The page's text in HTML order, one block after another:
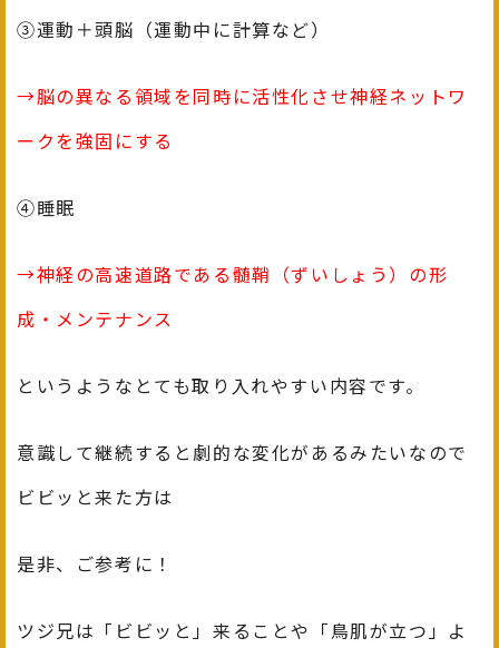
③運動＋頭脳（運動中に計算など）
→脳の異なる領域を同時に活性化させ神経ネットワ
ークを強固にする
④睡眠
→神経の高速道路である髄鞘（ずいしょう）の形
成・メンテナンス
というようなとても取り入れやすい内容です。
意識して継続すると劇的な変化があるみたいなので
ビビッと来た方は
是非、ご参考に！
ツジ兄は「ビビッと」来ることや「鳥肌が立つ」よ